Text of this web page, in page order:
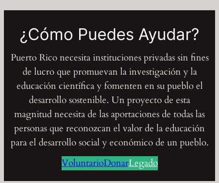
¿Cómo Puedes Ayudar?
Puerto Rico necesita instituciones privadas sin fines
de lucro que promuevan la investigación y la
educación científica y fomenten en su pueblo el
desarrollo sostenible. Un proyecto de esta
magnitud necesita de las aportaciones de todas las
personas que reconozcan el valor de la educación
para el desarrollo social y económico de un pueblo.
VoluntarioDonarLegado